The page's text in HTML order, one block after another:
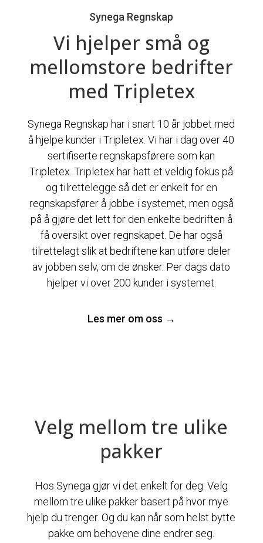
Synega Regnskap
Vi hjelper små og
mellomstore bedrifter
med Tripletex
Synega Regnskap har i snart 10 år jobbet med
å hjelpe kunder i Tripletex. Vi har i dag over 40
sertifiserte regnskapsførere som kan
Tripletex. Tripletex har hatt et veldig fokus på
og tilrettelegge så det er enkelt for en
regnskapsfører å jobbe i systemet, men også
på å gjøre det lett for den enkelte bedriften å
få oversikt over regnskapet. De har også
tilrettelagt slik at bedriftene kan utføre deler
av jobben selv, om de ønsker. Per dags dato
hjelper vi over 200 kunder i systemet.
Les mer om oss →
Velg mellom tre ulike
pakker
Hos Synega gjør vi det enkelt for deg. Velg
mellom tre ulike pakker basert på hvor mye
hjelp du trenger. Og du kan når som helst bytte
pakke om behovene dine endrer seg.